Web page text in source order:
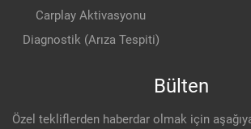
Carplay Aktivasyonu
Diagnostik (Arıza Tespiti)
Bülten
Özel tekliflerden haberdar olmak için